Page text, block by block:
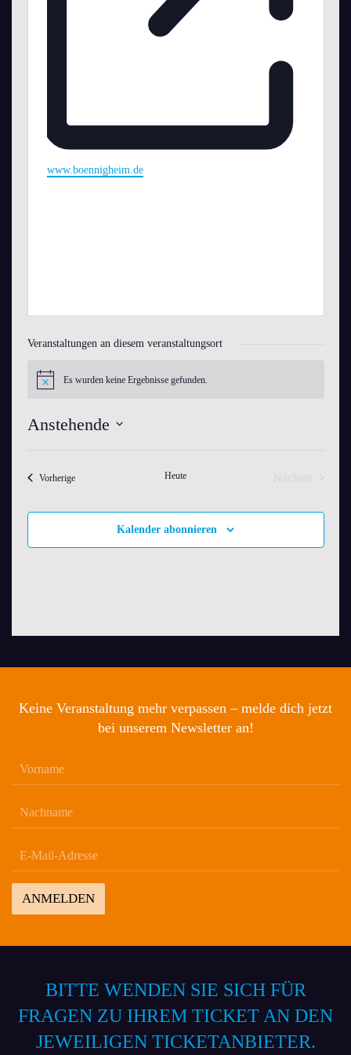
Webseite
www.boennigheim.de
Veranstaltungen an diesem veranstaltungsort
HinweisEs wurden keine Ergebnisse gefunden.
Anstehende
VorherigeVeranstaltungen Heute
Kalender abonnieren
Keine Veranstaltung mehr verpassen – melde dich jetzt
bei unserem Newsletter an!
ANMELDEN
BITTE WENDEN SIE SICH FÜR
FRAGEN ZU IHREM TICKET AN DEN
JEWEILIGEN TICKETANBIETER.